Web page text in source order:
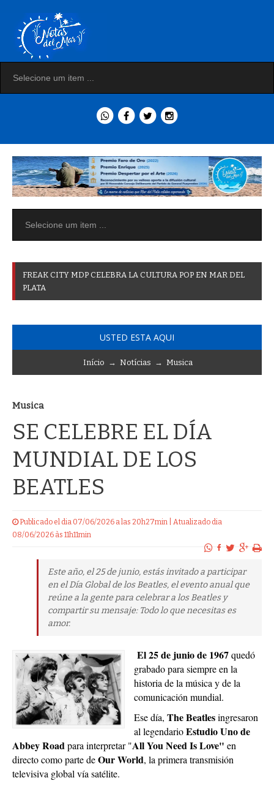
FREAK CITY MDP CELEBRA LA CULTURA POP EN MAR DEL
PLATA
USTED ESTA AQUI
Início → Notícias → Musica
Musica
SE CELEBRE EL DÍA
MUNDIAL DE LOS
BEATLES
Publicado el dia 07/06/2026 a las 20h27min | Atualizado dia
08/06/2026 às 11h11min
Este año, el 25 de junio, estás invitado a participar
en el Día Global de los Beatles, el evento anual que
reúne a la gente para celebrar a los Beatles y
compartir su mensaje: Todo lo que necesitas es
amor.
El 25 de junio de 1967quedó
grabado para siempre en la
historia de la música y de la
comunicación mundial.
Ese día, The Beatlesingresaron
al legendarioEstudio Uno de
Abbey Roadpara interpretar "All You Need Is Love" en
directo como parte deOur World, la primera transmisión
televisiva global vía satélite.